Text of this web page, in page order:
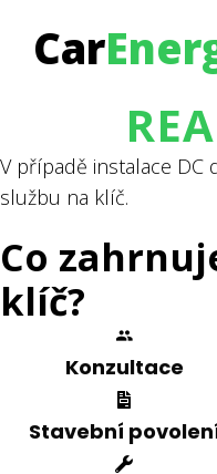
Car
V případě instalace
službu na klíč.
Co
klíč?
Konzultace
Stavební